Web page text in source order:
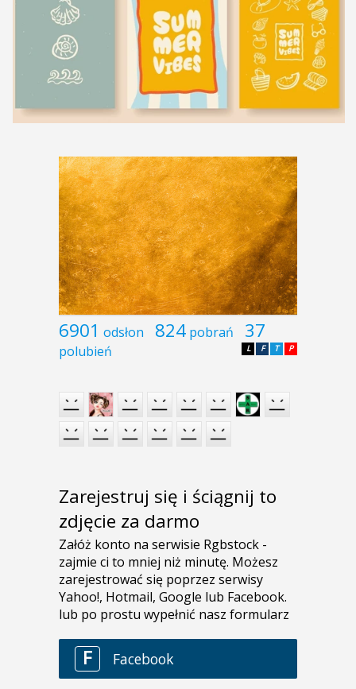
6901 odsłon 824 pobrań 37
polubień P
T
F
L
Zarejestruj się i ściągnij to
zdjęcie za darmo